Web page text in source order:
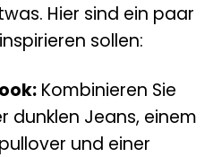
Hier sind ein paar
sollen:
Kombinieren Sie
dunklen Jeans, einem
und einer